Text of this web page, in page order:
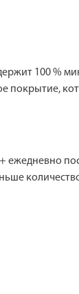
100 %
покрытие,